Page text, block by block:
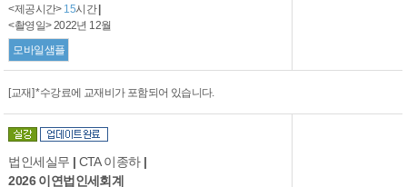
<제공시간> 15시간
<촬영일> 2022년 12월
모바일샘플
[교재] *수강료에 교재비가 포함되어 있습니다.
법인세실무 | CTA 이종하 |
2026 이연법인세회계